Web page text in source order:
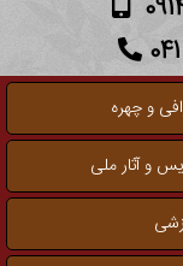
و چهره
و آثار ملی